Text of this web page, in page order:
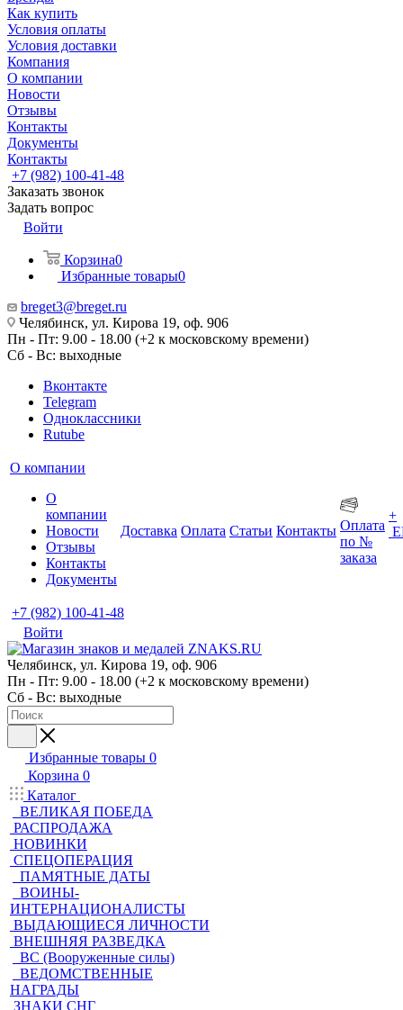
Как купить
Условия оплаты
Условия доставки
Компания
О компании
Новости
Отзывы
Контакты
Документы
Контакты
+7 (982) 100-41-48
Заказать звонок
Задать вопрос
Войти
Корзина0
Избранные товары0
breget3@breget.ru
Челябинск, ул. Кирова 19, оф. 906
Пн - Пт: 9.00 - 18.00 (+2 к московскому времени)
Сб - Вс: выходные
Вконтакте
Telegram
Одноклассники
Rutube
О компании
О
компании
Новости
Отзывы
Контакты
Документы
Доставка Оплата Статьи Контакты Оплата
по №
заказа
+
+7 (982) 100-41-48
Войти
Челябинск, ул. Кирова 19, оф. 906
Пн - Пт: 9.00 - 18.00 (+2 к московскому времени)
Сб - Вс: выходные
Избранные товары 0
Корзина 0
Каталог
ВЕЛИКАЯ ПОБЕДА
РАСПРОДАЖА
НОВИНКИ
СПЕЦОПЕРАЦИЯ
ПАМЯТНЫЕ ДАТЫ
ВОИНЫ-
ИНТЕРНАЦИОНАЛИСТЫ
ВЫДАЮЩИЕСЯ ЛИЧНОСТИ
ВНЕШНЯЯ РАЗВЕДКА
ВС (Вооруженные силы)
ВЕДОМСТВЕННЫЕ
НАГРАДЫ
ЗНАКИ СНГ